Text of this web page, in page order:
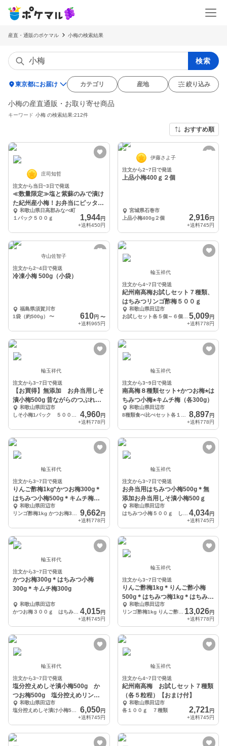
産直・通販のポケマル 小梅の検索結果
検索
location_on東京都にお届け カテゴリ 産地 絞り込み
小梅の産直通販・お取り寄せ商品
キーワード 小梅 の検索結果:212件
おすすめ順
庄司知哲
注文から当日~3日で発送
≪数量限定≫塩と紫蘇のみで漬け
た紀州産小梅！お弁当にピッタリ
です！
和歌山県日高郡みなべ町
１パック５００ｇ
1,944円
+送料450円
伊藤さよ子
注文から2~7日で発送
上品小梅400ｇ２個
宮城県石巻市
上品小梅400g２個
2,916円
+送料745円
寺山佐智子
注文から2~4日で発送
冷凍小梅 500g（小袋）
福島県須賀川市
1袋（約500g）
〜 610円 〜
+送料965円
輪玉祥代
注文から4~7日で発送
紀州南高梅お試しセット７種類、
はちみつリンゴ酢梅５００ｇ
和歌山県田辺市
5,009円
+送料778円
輪玉祥代
注文から3~7日で発送
【お買得】無添加 お弁当用しそ
漬小梅500g 昔ながらのつぶれ白
干梅1kg
和歌山県田辺市
4,960円
+送料778円
輪玉祥代
注文から3~9日で発送
南高梅８種類セット+かつお梅⭐︎は
ちみつ小梅⭐︎キムチ梅（各300g）
和歌山県田辺市
8,897円
+送料778円
輪玉祥代
注文から3~7日で発送
りんご酢梅1kg*かつお梅300g＊
はちみつ小梅500g＊キムチ梅
300g和歌山県田辺市
9,662円
+送料778円
輪玉祥代
注文から3~7日で発送
お弁当用はちみつ小梅500g＊無
添加お弁当用しそ漬小梅500ｇ
和歌山県田辺市
4,034円
+送料745円
輪玉祥代
注文から3~7日で発送
かつお梅300g＊はちみつ小梅
300g＊キムチ梅300g
和歌山県田辺市
4,015円
+送料745円
輪玉祥代
注文から3~7日で発送
りんご酢梅1kg＊りんご酢小梅
500g＊はちみつ梅1kg＊はちみつ
小梅500g
和歌山県田辺市
リンゴ酢梅1kg りんご酢小梅500g はちみつ梅1kg 小梅５00ｇ
13,026円
+送料778円
輪玉祥代
注文から3~7日で発送
塩分控えめしそ漬小梅500g か
つお梅500g 塩分控えめリンゴ
酢梅500g
和歌山県田辺市
6,050円
+送料745円
輪玉祥代
注文から4~7日で発送
紀州南高梅 お試しセット７種類
（各５粒程）【おまけ付】
和歌山県田辺市
各１００ｇ ７種類
2,721円
+送料745円